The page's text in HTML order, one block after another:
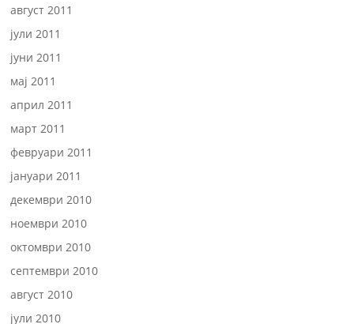
август 2011
јули 2011
јуни 2011
мај 2011
април 2011
март 2011
февруари 2011
јануари 2011
декември 2010
ноември 2010
октомври 2010
септември 2010
август 2010
јули 2010